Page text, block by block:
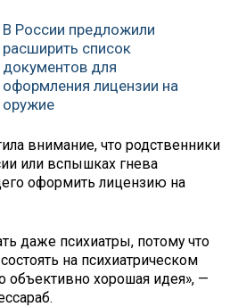
В России предложили
расширить список
документов для
оформления лицензии на
оружие
внимание, что родственники
или вспышках гнева
оформить лицензию на
даже психиатры, потому что
на психиатрическом
объективно хорошая идея», —